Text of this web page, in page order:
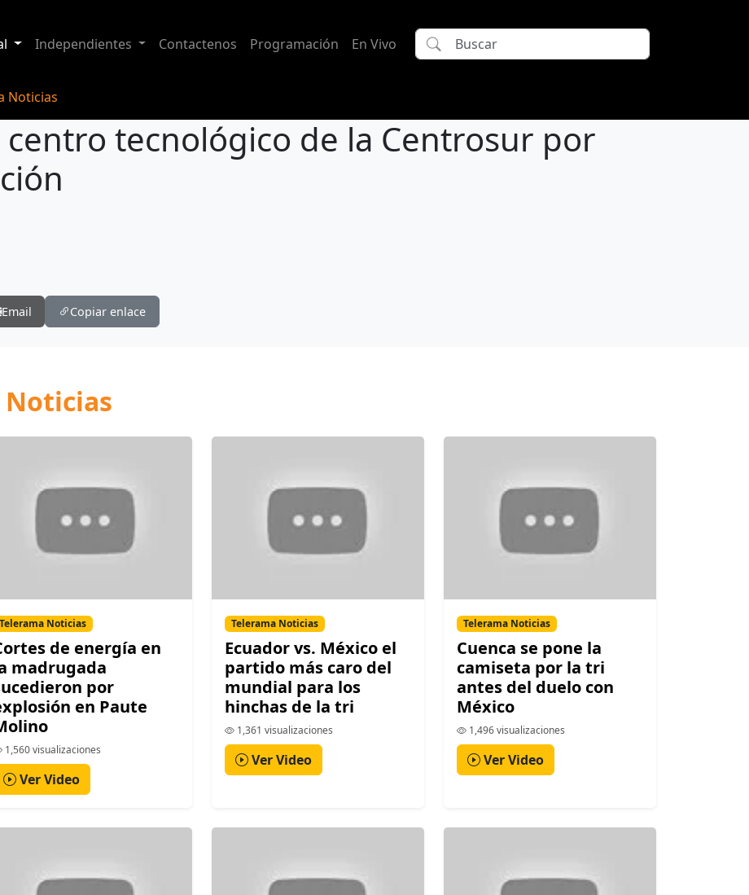
Independientes Contactenos Programación En Vivo
Noticias
tecnológico de la Centrosur por
la Centrosur por presunta corrupción
Email Copiar enlace
Noticias
Telerama Noticias
de energía en
madrugada
por
en Paute
1,560 visualizaciones
Ver Video
Telerama Noticias
Ecuador vs. México el
partido más caro del
mundial para los
hinchas de la tri
1,361 visualizaciones
Ver Video
Telerama Noticias
Cuenca se pone la
camiseta por la tri
antes del duelo con
México
1,496 visualizaciones
Ver Video